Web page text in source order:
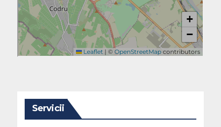
Servicii